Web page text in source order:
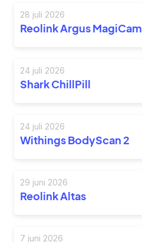
28 juli 2026
Reolink Argus MagiCam
24 juli 2026
Shark ChillPill
24 juli 2026
Withings BodyScan 2
29 juni 2026
Reolink Altas
7 juni 2026